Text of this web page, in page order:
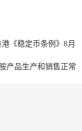
《稳定币条例》8月
产品生产和销售正常